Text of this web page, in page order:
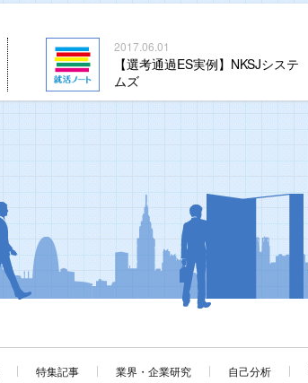
2017.06.01
【選考通過ES実例】NKSJシステ
ムズ
特集記事 業界・企業研究 自己分析